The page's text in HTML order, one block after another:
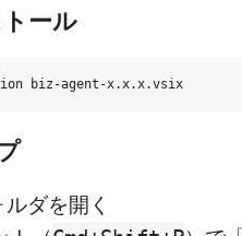
ール
ダを開く